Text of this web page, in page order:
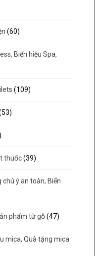
(60)
Biển hiệu Spa,
(109)
thuốc (39)
chú ý an toàn, Biển
phẩm từ gỗ (47)
mica, Quà tặng mica